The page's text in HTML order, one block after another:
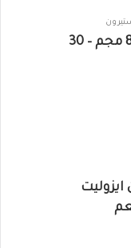
هيوميكس تركستيرون+ 800 مجم – 30
ايزوليت